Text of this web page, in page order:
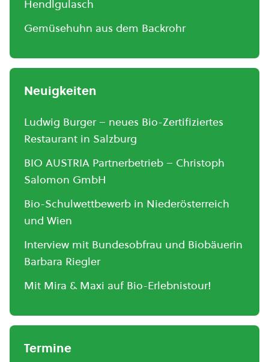
Hendlgulasch
Gemüsehuhn aus dem Backrohr
Neuigkeiten
Ludwig Burger – neues Bio-Zertifiziertes
Restaurant in Salzburg
BIO AUSTRIA Partnerbetrieb – Christoph
Salomon GmbH
Bio-Schulwettbewerb in Niederösterreich
und Wien
Interview mit Bundesobfrau und Biobäuerin
Barbara Riegler
Mit Mira & Maxi auf Bio-Erlebnistour!
Termine